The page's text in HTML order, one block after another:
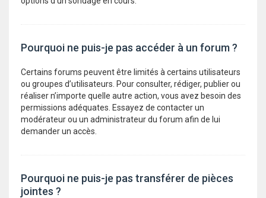
Pourquoi ne puis-je pas accéder à un forum ?
Certains forums peuvent être limités à certains utilisateurs
ou groupes d’utilisateurs. Pour consulter, rédiger, publier ou
réaliser n’importe quelle autre action, vous avez besoin des
permissions adéquates. Essayez de contacter un
modérateur ou un administrateur du forum afin de lui
demander un accès.
Pourquoi ne puis-je pas transférer de pièces
jointes ?